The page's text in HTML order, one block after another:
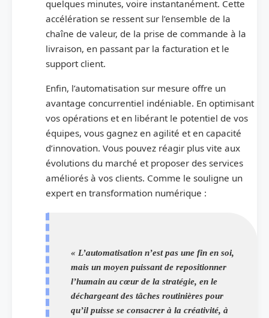
quelques minutes, voire instantanément. Cette
accélération se ressent sur l’ensemble de la
chaîne de valeur, de la prise de commande à la
livraison, en passant par la facturation et le
support client.
Enfin, l’automatisation sur mesure offre un
avantage concurrentiel indéniable. En optimisant
vos opérations et en libérant le potentiel de vos
équipes, vous gagnez en agilité et en capacité
d’innovation. Vous pouvez réagir plus vite aux
évolutions du marché et proposer des services
améliorés à vos clients. Comme le souligne un
expert en transformation numérique :
« L’automatisation n’est pas une fin en soi,
mais un moyen puissant de repositionner
l’humain au cœur de la stratégie, en le
déchargeant des tâches routinières pour
qu’il puisse se consacrer à la créativité, à